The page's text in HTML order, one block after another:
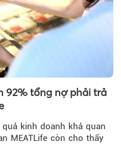
92% tổng nợ phải trả
kinh doanh khả quan
MEATLife còn cho thấy